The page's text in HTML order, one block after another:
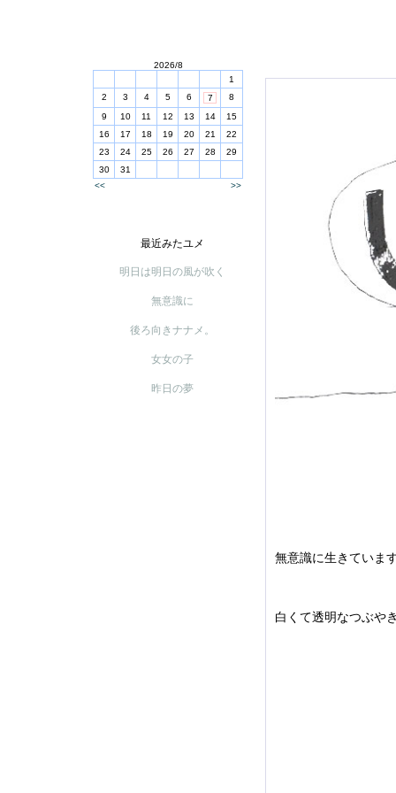
2026/8
1
2
3 4 5 6 7
8
9
10 11 12 13 14
15
16
17 18 19 20 21
22
23
24 25 26 27 28
29
30
31
<<
>>
最近みたユメ
明日は明日の風が吹く
無意識に
後ろ向きナナメ。
女女の子
昨日の夢
無意識に生きていま
白くて透明なつぶや